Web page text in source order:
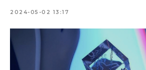
2024-05-02 13:17